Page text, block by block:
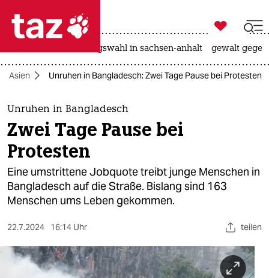
 taz zahl ich
taz zahl ich
themen
politik
öko
gesellschaft
sport
berlin

taz zahl ich
landtagswahl in sachsen-anhalt gewalt
Asien Unruhen in Bangladesch: Zwei Tage Pause bei Protesten
Unruhen in Bangladesch
Zwei Tage Pause bei
Protesten
Eine umstrittene Jobquote treibt junge Menschen in
Bangladesch auf die Straße. Bislang sind 163
Menschen ums Leben gekommen.
22.7.2024 16:14 Uhr teilen